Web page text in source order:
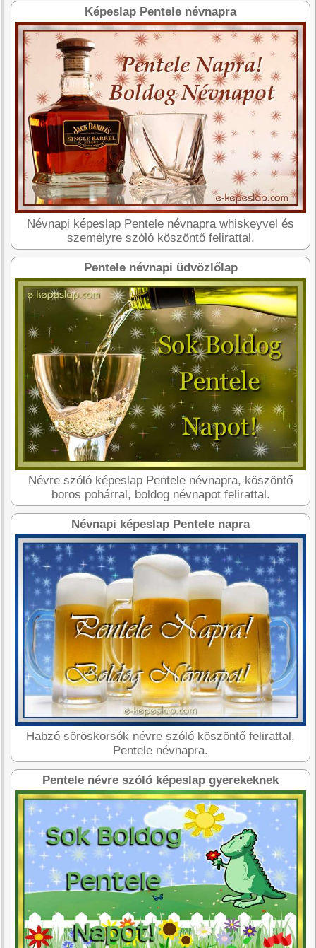
Képeslap Pentele névnapra
Névnapi képeslap Pentele névnapra whiskeyvel és
személyre szóló köszöntő felirattal.
Pentele névnapi üdvözlőlap
Névre szóló képeslap Pentele névnapra, köszöntő
boros pohárral, boldog névnapot felirattal.
Névnapi képeslap Pentele napra
Habzó söröskorsók névre szóló köszöntő felirattal,
Pentele névnapra.
Pentele névre szóló képeslap gyerekeknek